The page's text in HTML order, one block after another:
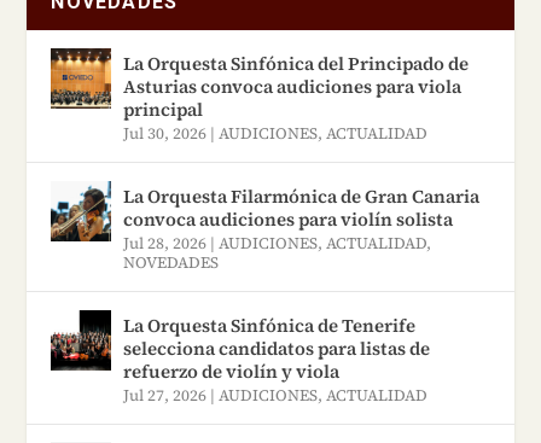
La Orquesta Sinfónica del Principado de
Asturias convoca audiciones para viola
principal
Jul 30, 2026 |AUDICIONES,ACTUALIDAD
La Orquesta Filarmónica de Gran Canaria
convoca audiciones para violín solista
Jul 28, 2026 |AUDICIONES,ACTUALIDAD,
NOVEDADES
La Orquesta Sinfónica de Tenerife
selecciona candidatos para listas de
refuerzo de violín y viola
Jul 27, 2026 |AUDICIONES,ACTUALIDAD